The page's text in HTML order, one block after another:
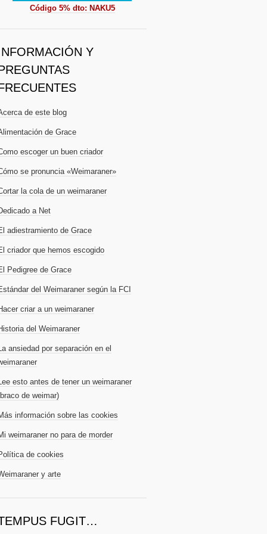
Código 5% dto: NAKU5
Y
de este blog
de Grace
escoger un buen criador
se pronuncia «Weimaraner»
la cola de un weimaraner
a Net
adiestramiento de Grace
criador que hemos escogido
Pedigree de Grace
del Weimaraner según la FCI
criar a un weimaraner
del Weimaraner
ansiedad por separación en el
esto antes de tener un weimaraner
de weimar)
información sobre las cookies
weimaraner no para de morder
de cookies
y arte
FUGIT…